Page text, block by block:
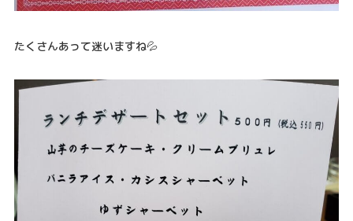
たくさんあって迷いますね💦